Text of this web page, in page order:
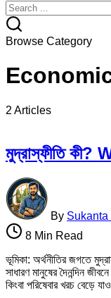
Browse Category
2 Articles
মুদ্রাস্ফীতি
By Sukanta
8 Min Read
ভূমিকা: অর্থনীতির জগতে
সাধারণ মানুষের দৈনন্দিন
কিংবা পরিষেবার খরচ বেড়ে